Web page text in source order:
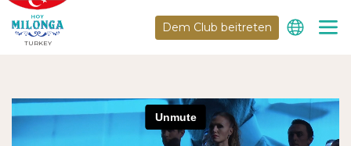
TURKEY
Dem Club beitreten